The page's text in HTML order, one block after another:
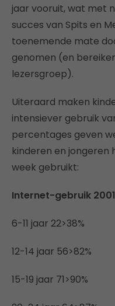
jaar vooruit, wat met
succes van Spits en
toenemende mate
genomen (en
lezersgroep).
Uiteraard maken
intensiever gebruik
percentages geven
kinderen en jongeren
week gebruikt:
Internet-gebruik
6-11 jaar 22>38%
12-14 jaar 56>82%
15-19 jaar 71>90%